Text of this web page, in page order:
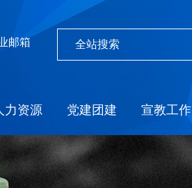
邮箱
力资源 党建团建 宣教工作